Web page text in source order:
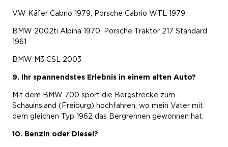
VW Käfer Cabrio 1979, Porsche Cabrio WTL 1979
BMW 2002ti Alpina 1970, Porsche Traktor 217 Standard
1961
BMW M3 CSL 2003
9. Ihr spannendstes Erlebnis in einem alten Auto?
Mit dem BMW 700 sport die Bergstrecke zum
Schauinsland (Freiburg) hochfahren, wo mein Vater mit
dem gleichen Typ 1962 das Bergrennen gewonnen hat.
10. Benzin oder Diesel?